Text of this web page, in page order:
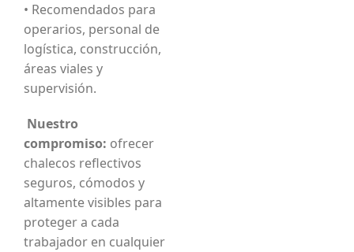
• Recomendados para
operarios, personal de
logística, construcción,
áreas viales y
supervisión.
Nuestro
compromiso: ofrecer
chalecos reflectivos
seguros, cómodos y
altamente visibles para
proteger a cada
trabajador en cualquier